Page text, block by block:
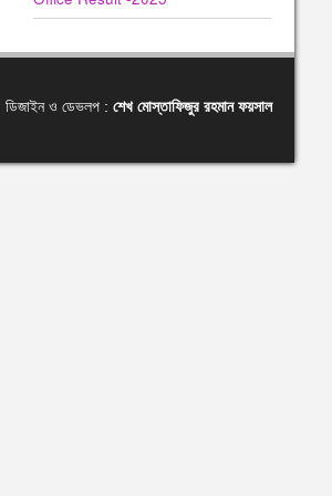
ডিজাইন ও ডেভলপ : শেখ মোস্তাফিজুর রহমান ফয়সাল